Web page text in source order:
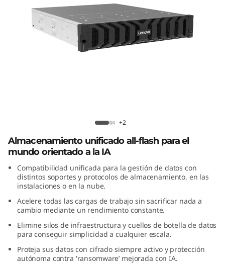
T
h
k
S
+2
Almacenamiento unificado all-flash para el
mundo orientado a la IA
Compatibilidad unificada para la gestión de datos con
distintos soportes y protocolos de almacenamiento, en las
instalaciones o en la nube.
Acelere todas las cargas de trabajo sin sacrificar nada a
cambio mediante un rendimiento constante.
Elimine silos de infraestructura y cuellos de botella de datos
para conseguir simplicidad a cualquier escala.
Proteja sus datos con cifrado siempre activo y protección
autónoma contra 'ransomware’ mejorada con IA.